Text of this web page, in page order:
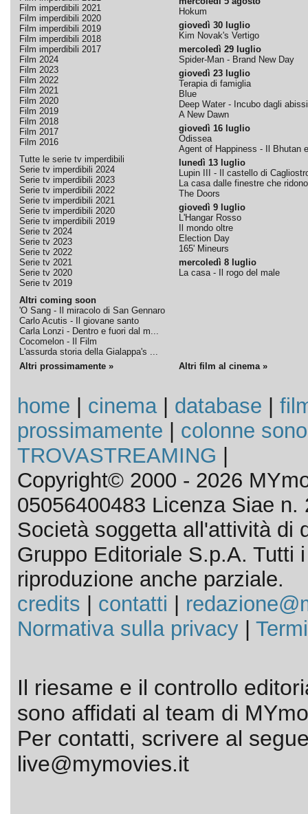
Film imperdibili 2021
Film imperdibili 2020
Film imperdibili 2019
Film imperdibili 2018
Film imperdibili 2017
Film 2024
Film 2023
Film 2022
Film 2021
Film 2020
Film 2019
Film 2018
Film 2017
Film 2016
Tutte le serie tv imperdibili
Serie tv imperdibili 2024
Serie tv imperdibili 2023
Serie tv imperdibili 2022
Serie tv imperdibili 2021
Serie tv imperdibili 2020
Serie tv imperdibili 2019
Serie tv 2024
Serie tv 2023
Serie tv 2022
Serie tv 2021
Serie tv 2020
Serie tv 2019
Altri coming soon
'O Sang - Il miracolo di San Gennaro
Carlo Acutis - Il giovane santo
Carla Lonzi - Dentro e fuori dal m...
Cocomelon - Il Film
L'assurda storia della Gialappa's ...
Hokum
giovedì 30 luglio
Kim Novak's Vertigo
mercoledì 29 luglio
Spider-Man - Brand New Day
giovedì 23 luglio
Terapia di famiglia
Blue
Deep Water - Incubo dagli abissi
A New Dawn
giovedì 16 luglio
Odissea
Agent of Happiness - Il Bhutan
lunedì 13 luglio
Lupin III - Il castello di
La casa dalle finestre che ridono
The Doors
giovedì 9 luglio
L'Hangar Rosso
Il mondo oltre
Election Day
165' Mineurs
mercoledì 8 luglio
La casa - Il rogo del male
Altri prossimamente » Altri film al cinema »
home cinema| database
prossimamente
colonne
TROVASTREAMING
Copyright© 2000 - 2026
05056400483 Licenza Siae n.
Società soggetta all'attività di
Gruppo Editoriale S.p.A. Tutti
riproduzione anche parziale.
credits
contatti
Normativa sulla privacy|
Il riesame e il controllo
sono affidati al team di
Per contatti, scrivere al
live@mymovies.it